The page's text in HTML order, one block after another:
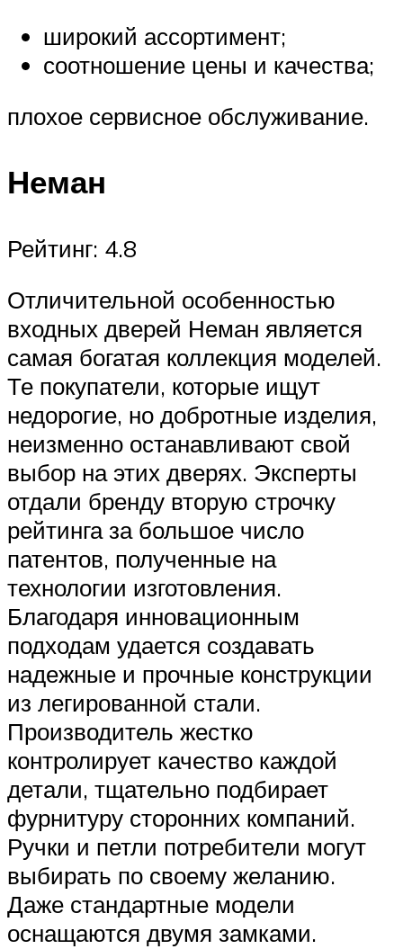
широкий ассортимент;
соотношение цены и качества;
плохое сервисное обслуживание.
Неман
Рейтинг: 4.8
Отличительной особенностью
входных дверей Неман является
самая богатая коллекция моделей.
Те покупатели, которые ищут
недорогие, но добротные изделия,
неизменно останавливают свой
выбор на этих дверях. Эксперты
отдали бренду вторую строчку
рейтинга за большое число
патентов, полученные на
технологии изготовления.
Благодаря инновационным
подходам удается создавать
надежные и прочные конструкции
из легированной стали.
Производитель жестко
контролирует качество каждой
детали, тщательно подбирает
фурнитуру сторонних компаний.
Ручки и петли потребители могут
выбирать по своему желанию.
Даже стандартные модели
оснащаются двумя замками.